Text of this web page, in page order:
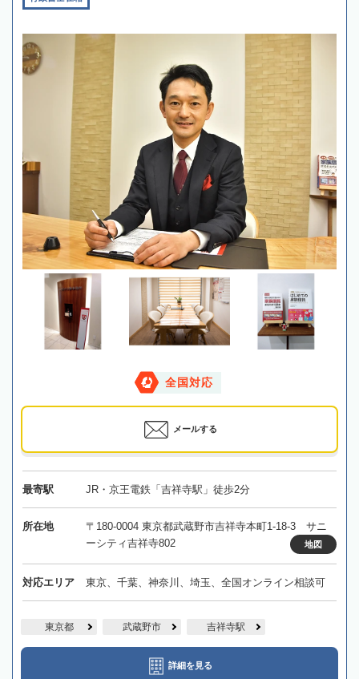
全国対応
メールする
最寄駅 JR・京王電鉄「吉祥寺駅」徒歩2分
所在地
〒180-0004 東京都武蔵野市吉祥寺本町1-18-3 サニ
ーシティ吉祥寺802
地図
対応エリア 東京、千葉、神奈川、埼玉、全国オンライン相談可
東京都 武蔵野市 吉祥寺駅
詳細を見る